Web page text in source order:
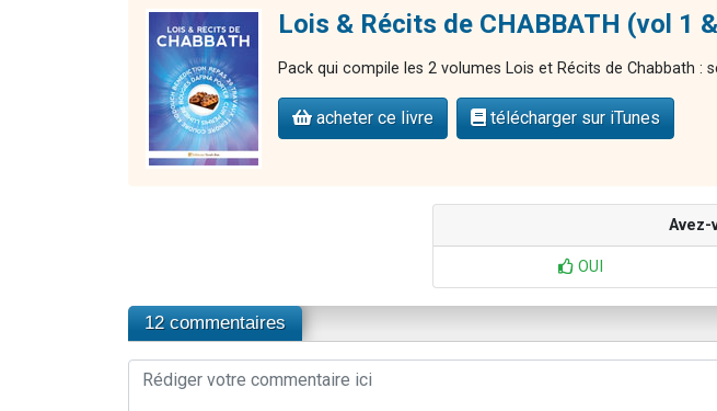
Lois & Récits de CHABBATH (vol 1
Pack qui compile les 2 volumes Lois et Récits de Chabbath
acheter ce livre télécharger sur iTunes
Avez-
OUI
12 commentaires